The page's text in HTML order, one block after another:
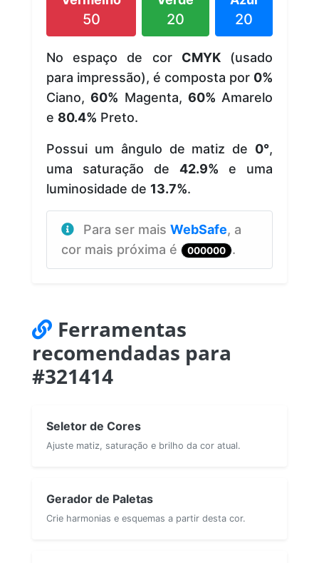
50 20 20
No espaço de cor CMYK(usado
para impressão), é composta por 0%
Ciano,60% Magenta, 60% Amarelo
e 80.4% Preto.
Possui um ângulo de matiz de 0°,
uma saturação de 42.9% e uma
luminosidade de 13.7%.
Para ser mais WebSafe, a
cor mais próxima é
000000 .
Ferramentas
recomendadas para
#321414
Seletor de Cores
Ajuste matiz, saturação e brilho da cor atual.
Gerador de Paletas
Crie harmonias e esquemas a partir desta cor.